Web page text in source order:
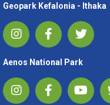
Geopark Kefalonia - Ithaka
Aenos National Park